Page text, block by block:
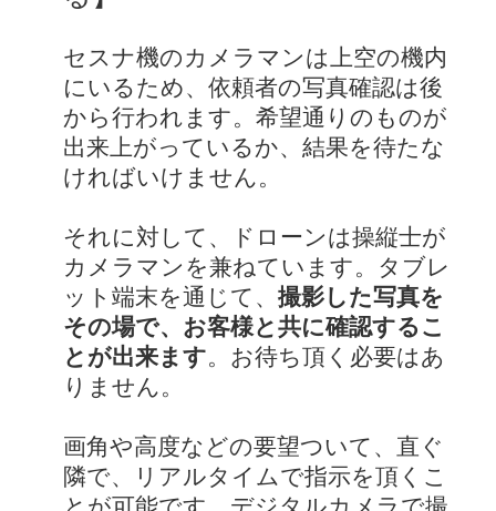
セスナ機のカメラマンは上空の機内
にいるため、依頼者の写真確認は後
から行われます。希望通りのものが
出来上がっているか、結果を待たな
ければいけません。
それに対して、ドローンは操縦士が
カメラマンを兼ねています。タブレ
ット端末を通じて、 撮影した写真を
その場で、お客様と共に確認するこ
とが出来ます。お待ち頂く必要はあ
りません。
画角や高度などの要望ついて、直ぐ
隣で、リアルタイムで指示を頂くこ